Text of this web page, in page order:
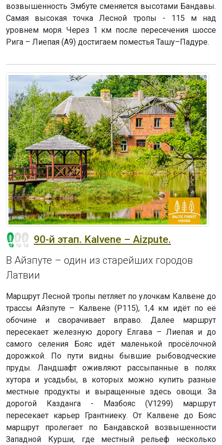
возвышенность Эмбуте сменяется высотами Бандавы.
Самая высокая точка Лесной тропы - 115 м над
уровнем моря. Через 1 км после пересечения шоссе
Рига – Лиепая (A9) достигаем поместья Ташу–Падуре.
90-й этап. Kalvene – Aizpute.
В Айзпуте – один из старейших городов
Латвии
Маршрут Лесной тропы петляет по улочкам Калвене до
трассы Айзпуте – Kaлвене (P115), 1,4 км идёт по её
обочине и сворачивает вправо. Далее маршрут
пересекает железную дорогу Елгава – Лиепая и до
самого селения Бояс идёт маленькой просёлочной
дорожкой. По пути видны бывшие рыбоводческие
пруды. Ландшафт оживляют рассыпанные в полях
хутора и усадьбы, в которых можно купить разные
местные продукты и выращенные здесь овощи. За
дорогой Казданга - Мазбояс (V1299) маршрут
пересекает карьер Грантниеку. От Калвене до Бояс
маршрут пролегает по Бандавской возвышенности
Западной Курши, где местный рельеф несколько